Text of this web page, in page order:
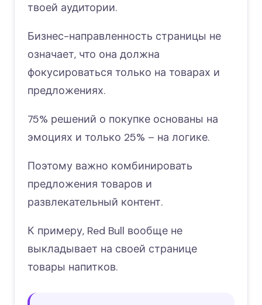
твоей аудитории.
Бизнес-направленность страницы не
означает, что она должна
фокусироваться только на товарах и
предложениях.
75% решений о покупке основаны на
эмоциях и только 25% – на логике.
Поэтому важно комбинировать
предложения товаров и
развлекательный контент.
К примеру, Red Bull вообще не
выкладывает на своей странице
товары напитков.